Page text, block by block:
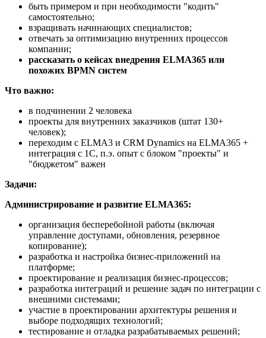
быть примером и при необходимости "кодить"
самостоятельно;
взращивать начинающих специалистов;
отвечать за оптимизацию внутренних процессов
компании;
рассказать о кейсах внедрения ELMA365 или
похожих BPMN систем
Что важно:
в подчинении 2 человека
проекты для внутренних заказчиков (штат 130+
человек);
переходим с ELMA3 и CRM Dynamics на ELMA365 +
интеграция с 1С, п.э. опыт с блоком "проекты" и
"бюджетом" важен
Задачи:
Администрирование и развитие ELMA365:
организация бесперебойной работы (включая
управление доступами, обновления, резервное
копирование);
разработка и настройка бизнес-приложений на
платформе;
проектирование и реализация бизнес-процессов;
разработка интеграций и решение задач по интеграции с
внешними системами;
участие в проектировании архитектуры решения и
выборе подходящих технологий;
тестирование и отладка разрабатываемых решений;